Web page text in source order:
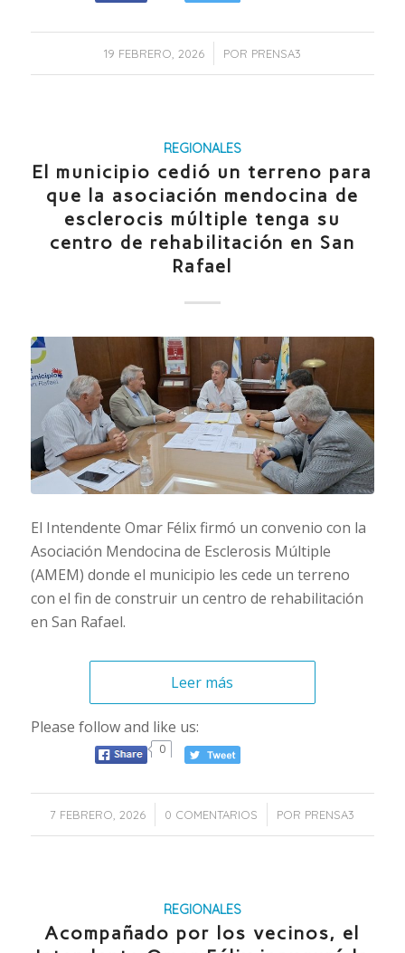
19 FEBRERO, 2026
/ POR PRENSA3
REGIONALES
El municipio cedió un terreno para
que la asociación mendocina de
esclerocis múltiple tenga su
centro de rehabilitación en San
Rafael
El Intendente Omar Félix firmó un convenio con la
Asociación Mendocina de Esclerosis Múltiple
(AMEM) donde el municipio les cede un terreno
con el fin de construir un centro de rehabilitación
en San Rafael.
Leer más
Please follow and like us:
0
7 FEBRERO, 2026
/ 0 COMENTARIOS
/ POR PRENSA3
REGIONALES
Acompañado por los vecinos, el